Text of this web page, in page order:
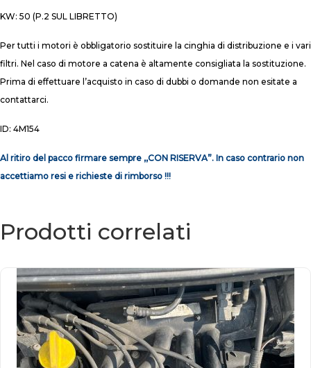
KW: 50 (P.2 SUL LIBRETTO)
Per tutti i motori è obbligatorio sostituire la cinghia di distribuzione e i vari
filtri. Nel caso di motore a catena è altamente consigliata la sostituzione.
Prima di effettuare l’acquisto in caso di dubbi o domande non esitate a
contattarci.
ID: 4M154
Al ritiro del pacco firmare sempre ,,CON RISERVA”. In caso contrario non
accettiamo resi e richieste di rimborso !!!
Prodotti correlati